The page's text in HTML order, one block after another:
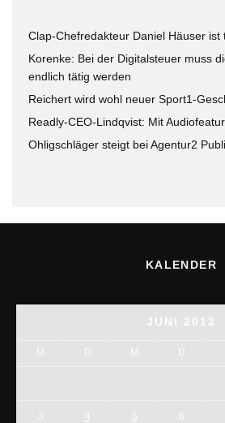
Clap-Chefredakteur Daniel Häuser ist
Korenke: Bei der Digitalsteuer muss
endlich tätig werden
Reichert wird wohl neuer Sport1-
Readly-CEO-Lindqvist: Mit
Ohligschläger steigt bei Agentur2
KALENDER
JUNI 2013
M D M D
3 5 6